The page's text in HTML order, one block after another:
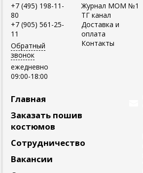
+7 (495) 198-11-
80
+7 (905) 561-25-
11
Обратный
звонок
ежедневно
09:00-18:00
Журнал MOM №1
ТГ канал
Доставка и
оплата
Контакты
Главная
Заказать пошив
костюмов
Сотрудничество
Вакансии